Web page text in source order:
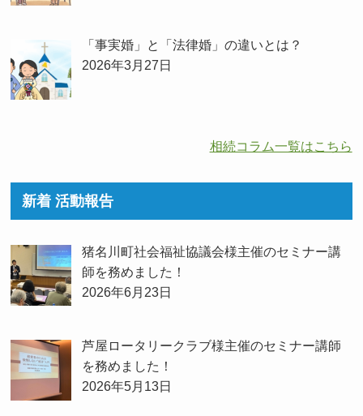
「事実婚」と「法律婚」の違いとは？
2026年3月27日
相続コラム一覧はこちら
新着 活動報告
猪名川町社会福祉協議会様主催のセミナー講
師を務めました！
2026年6月23日
芦屋ロータリークラブ様主催のセミナー講師
を務めました！
2026年5月13日